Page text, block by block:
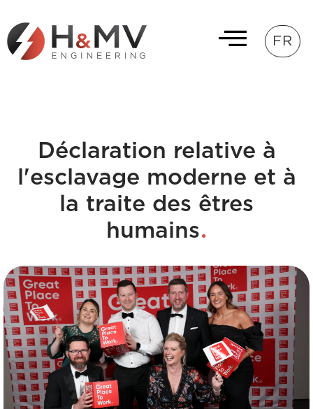
FR
Déclaration relative à
l'esclavage moderne et à
la traite des êtres
humains.